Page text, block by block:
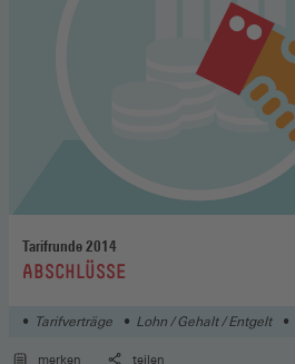
Tarifrunde 2014
:ABSCHLÜSSE
Tarifverträge Lohn / Gehalt / Entgelt
merken teilen